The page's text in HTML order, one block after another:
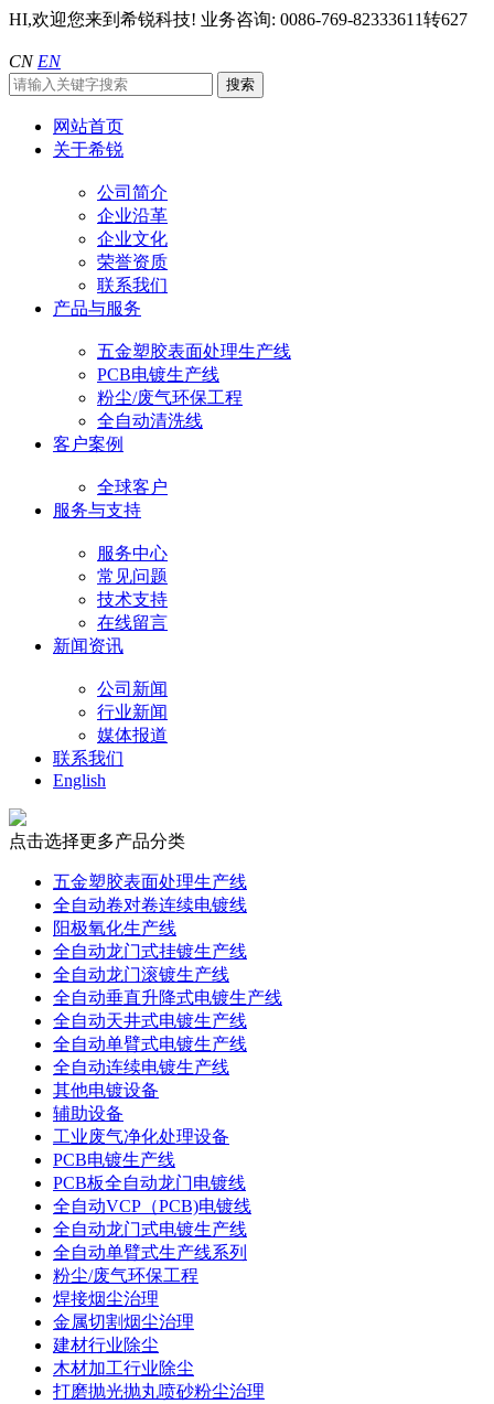
HI,欢迎您来到希锐科技! 业务咨询: 0086-769-82333611转627
CN EN
网站首页
关于希锐
公司简介
企业沿革
企业文化
荣誉资质
联系我们
产品与服务
五金塑胶表面处理生产线
PCB电镀生产线
粉尘/废气环保工程
全自动清洗线
客户案例
全球客户
服务与支持
服务中心
常见问题
技术支持
在线留言
新闻资讯
公司新闻
行业新闻
媒体报道
联系我们
English
点击选择更多产品分类
五金塑胶表面处理生产线
全自动卷对卷连续电镀线
阳极氧化生产线
全自动龙门式挂镀生产线
全自动龙门滚镀生产线
全自动垂直升降式电镀生产线
全自动天井式电镀生产线
全自动单臂式电镀生产线
全自动连续电镀生产线
其他电镀设备
辅助设备
工业废气净化处理设备
PCB电镀生产线
PCB板全自动龙门电镀线
全自动VCP（PCB)电镀线
全自动龙门式电镀生产线
全自动单臂式生产线系列
粉尘/废气环保工程
焊接烟尘治理
金属切割烟尘治理
建材行业除尘
木材加工行业除尘
打磨抛光抛丸喷砂粉尘治理